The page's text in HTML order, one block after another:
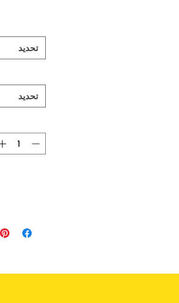
تحديد
تحديد